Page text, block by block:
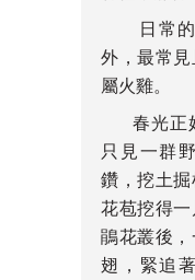
日常的
外，最常
屬火雞。
春光正
只見一群
鑽，挖土
花苞挖得
鵑花叢後
翅，緊追